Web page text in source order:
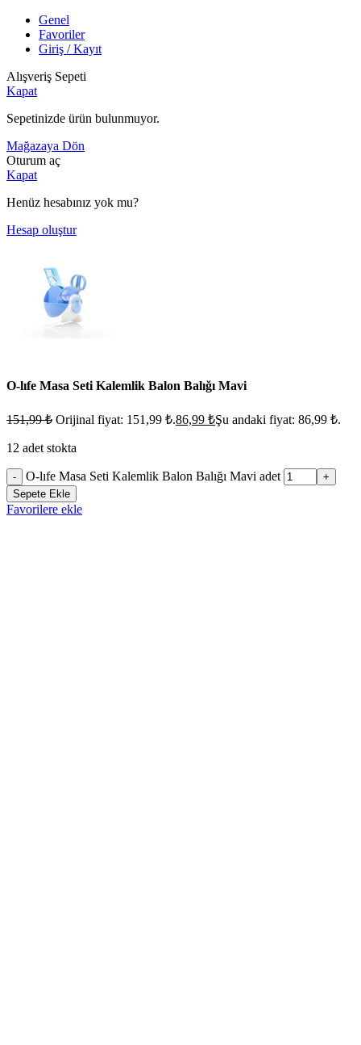
Genel
Favoriler
Giriş / Kayıt
Alışveriş Sepeti
Kapat
Sepetinizde ürün bulunmuyor.
Mağazaya Dön
Oturum aç
Kapat
Henüz hesabınız yok mu?
Hesap oluştur
O-lıfe Masa Seti Kalemlik Balon Balığı Mavi
151,99₺ Orijinal fiyat: 151,99 ₺.86,99 ₺Şu andaki fiyat: 86,99 ₺.
12 adet stokta
- O-lıfe Masa Seti Kalemlik Balon Balığı Mavi adet
+
Sepete Ekle
Favorilere ekle